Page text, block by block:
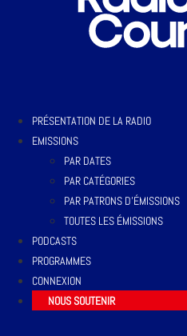
PRÉSENTATION DE LA RADIO
EMISSIONS
PAR DATES
PAR CATÉGORIES
PAR PATRONS D’ÉMISSIONS
TOUTES LES ÉMISSIONS
PODCASTS
PROGRAMMES
CONNEXION
NOUS SOUTENIR